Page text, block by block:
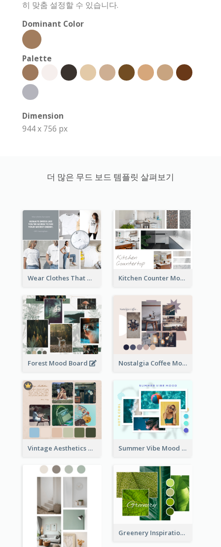
히 맞춤 설정할 수 있습니다.
Dominant Color
Palette
Dimension
944 x 756 px
더 많은 무드 보드 템플릿 살펴보기
Wear Clothes That Matter Mood Board Kitchen Counter Mood Board
Forest Mood Board Nostalgia Coffee Mood Board
Vintage Aesthetics Mood Board Summer Vibe Mood Board
Greenery Inspiration Mood Board